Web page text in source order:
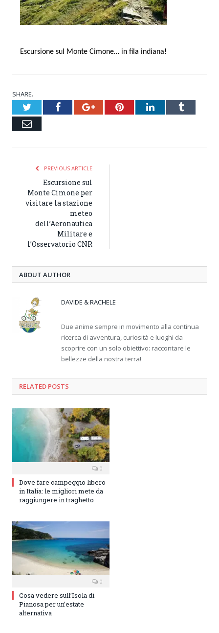
Escursione sul Monte Cimone… in fila indiana!
SHARE.
TwitterFacebookGoogle+PinterestLinkedInTumblr
Email
PREVIOUS ARTICLE
Escursione sul
Monte Cimone per
visitare la stazione
meteo
dell’Aeronautica
Militare e
l’Osservatorio CNR
ABOUT AUTHOR
DAVIDE & RACHELE
Due anime sempre in movimento alla continua
ricerca di avventura, curiosità e luoghi da
scoprire con un solo obiettivo: raccontare le
bellezze della nostra terra!
RELATED POSTS
0
Dove fare campeggio libero
in Italia: le migliori mete da
raggiungere in traghetto
0
Cosa vedere sull’Isola di
Pianosa per un’estate
alternativa